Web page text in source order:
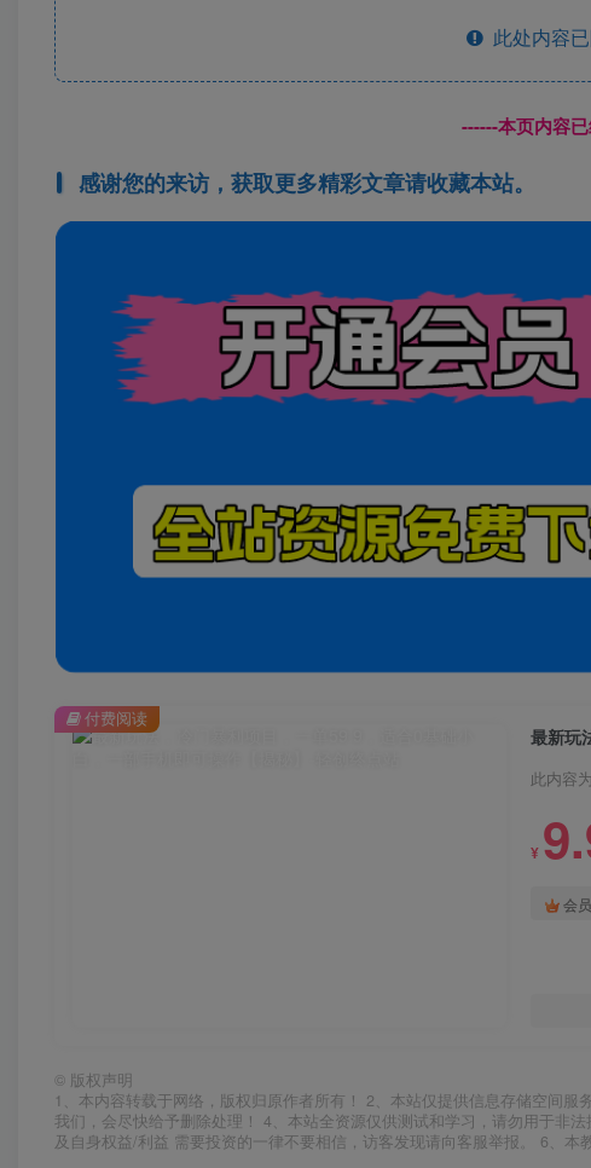
此处内容
------本页内容
感谢您的来访，获取更多精彩文章请收藏本站。
最新玩
此内容
¥
会员
付费阅读
© 版权声明
1、本内容转载于网络，版权归原作者所有！ 2、本站仅提供信息存储空间
我们，会尽快给予删除处理！ 4、本站全资源仅供测试和学习，请勿用于非
及自身权益/利益 需要投资的一律不要相信，访客发现请向客服举报。 6、